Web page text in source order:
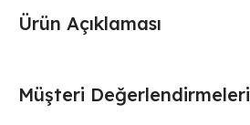
Ürün Açıklaması
Müşteri Değerlendirmeleri